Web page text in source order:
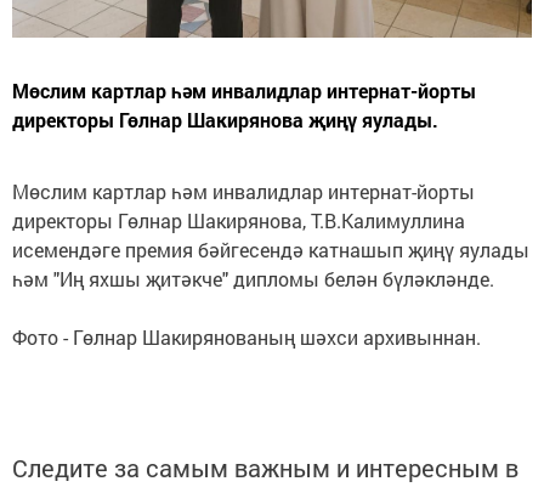
Мөслим картлар һәм инвалидлар интернат-йорты
директоры Гөлнар Шакирянова җиңү яулады.
Мөслим картлар һәм инвалидлар интернат-йорты
директоры Гөлнар Шакирянова, Т.В.Калимуллина
исемендәге премия бәйгесендә катнашып җиңү яулады
һәм "Иң яхшы җитәкче" дипломы белән бүләкләнде.
Фото - Гөлнар Шакирянованың шәхси архивыннан.
Следите за самым важным и интересным в